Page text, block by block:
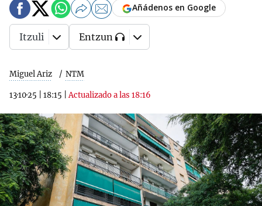
Miguel Ariz NTM
13·10·25 18:15 |Actualizado a las 18:16
Añádenos en Google
Itzuli Entzun